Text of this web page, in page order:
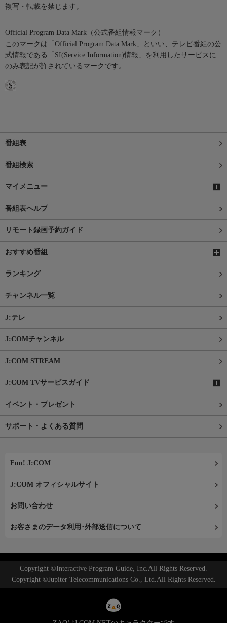
複写・転載を禁じます。
Official Program Data Mark（公式番組情報マーク）
このマークは「Official Program Data Mark」といい、テレビ番組の公
式情報である「SI(Service Information)情報」を利用したサービスに
のみ表記が許されているマークです。
番組表
番組検索
マイメニュー
番組表ヘルプ
リモート録画予約ガイド
おすすめ番組
ランキング
チャンネル一覧
J:テレ
J:COMチャンネル
J:COM STREAM
J:COM TVサービスガイド
イベント・プレゼント
サポート・よくある質問
Fun! J:COM
J:COM オフィシャルサイト
お問い合わせ
お客さまのデータ利用･外部送信について
Copyright ©Interactive Program Guide, Inc.All Rights Reserved.
Copyright ©Jupiter Telecommunications Co., Ltd.All Rights Reserved.